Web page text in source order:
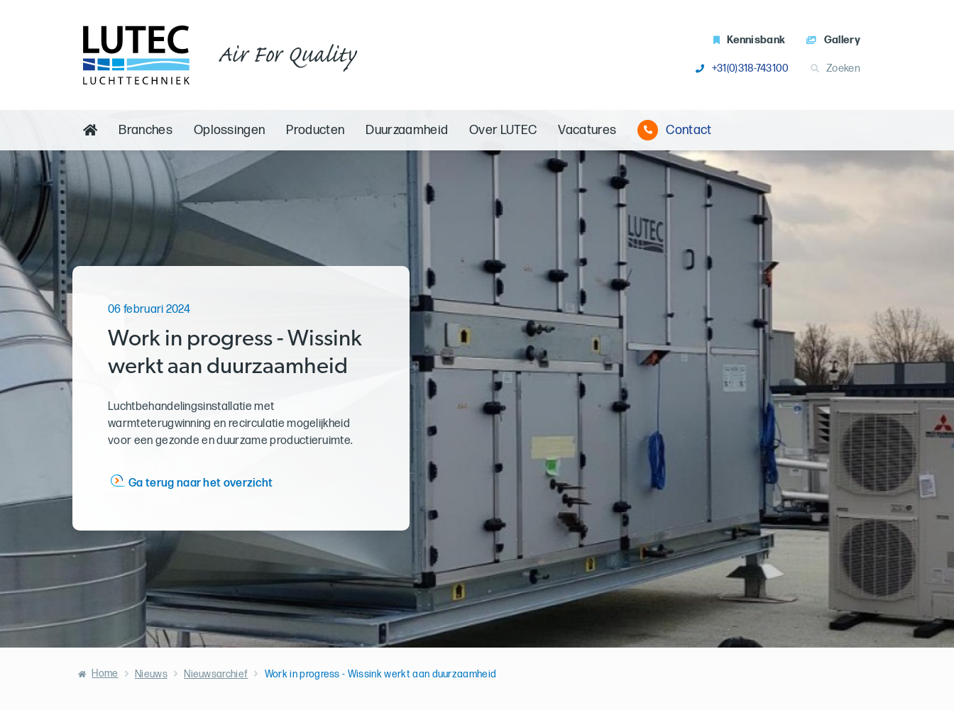
Air For Quality Kennisbank Gallery
+31(0)318-743100 Zoeken
Branches Oplossingen Producten Duurzaamheid Over LUTEC Vacatures Contact
06 februari 2024
Work in progress - Wissink
werkt aan duurzaamheid
Luchtbehandelingsinstallatie met
warmteterugwinning en recirculatie mogelijkheid
voor een gezonde en duurzame productieruimte.
Ga terug naar het overzicht
Home Nieuws Nieuwsarchief Work in progress - Wissink werkt aan duurzaamheid